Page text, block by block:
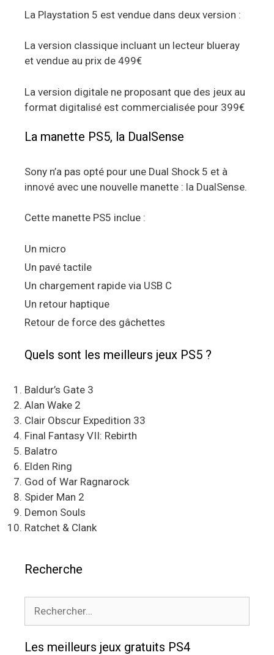
La Playstation 5 est vendue dans deux version :
La version classique incluant un lecteur blueray
et vendue au prix de 499€
La version digitale ne proposant que des jeux au
format digitalisé est commercialisée pour 399€
La manette PS5, la DualSense
Sony n’a pas opté pour une Dual Shock 5 et à
innové avec une nouvelle manette : la DualSense.
Cette manette PS5 inclue :
Un micro
Un pavé tactile
Un chargement rapide via USB C
Un retour haptique
Retour de force des gâchettes
Quels sont les meilleurs jeux PS5 ?
Baldur’s Gate 3
Alan Wake 2
Clair Obscur Expedition 33
Final Fantasy VII: Rebirth
Balatro
Elden Ring
God of War Ragnarock
Spider Man 2
Demon Souls
Ratchet & Clank
Recherche
Les meilleurs jeux gratuits PS4